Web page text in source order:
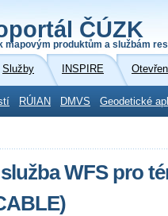
ČÚZK
mapovým produktům a službám
Služby INSPIRE
RÚIAN DMVS Geodetické
WFS pro